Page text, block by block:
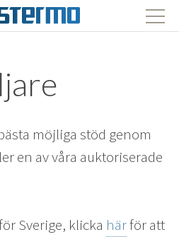
möjliga stöd genom
en av våra auktoriserade
Sverige, klicka härför att